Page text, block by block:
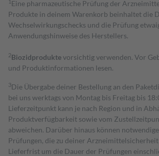
1 Eine pharmazeutische Prüfung der
Produkte in deinem Warenkorb beinhaltet die
Wechselwirkungschecks und die Prüfung
Anwendungshinweise des Herstellers.
2Biozidproduktevorsichtig verwenden. Vor
und Produktinformationen lesen.
3Die Übergabe deiner Bestellung an den
bei uns werktags von Montag bis Freitag bis
Lieferzeitpunkt kann je nach Region und in
Produktverfügbarkeit sowie vom
abweichen. Darüber hinaus können
Prüfungen, die zu deiner
Lieferfrist um die Dauer der Prüfungen